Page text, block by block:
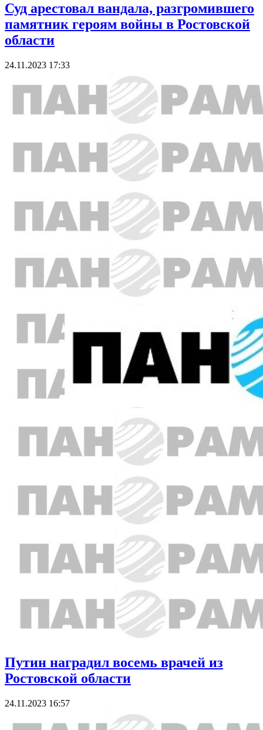
Суд арестовал вандала, разгромившего
памятник героям войны в Ростовской
области
24.11.2023 17:33
Путин наградил восемь врачей из
Ростовской области
24.11.2023 16:57